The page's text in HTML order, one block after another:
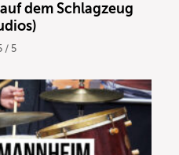
dem Schlagzeug
/ 5